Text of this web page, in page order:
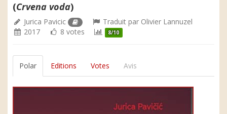
(Crvena voda)
Jurica Pavicic Traduit par Olivier Lannuzel
2017
8 votes 8/10
Polar Editions Votes Avis